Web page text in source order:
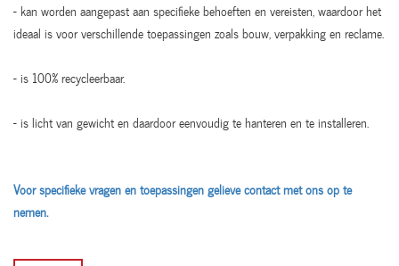
- kan worden aangepast aan specifieke behoeften en vereisten, waardoor het
ideaal is voor verschillende toepassingen zoals bouw, verpakking en reclame.
- is 100% recycleerbaar.
- is licht van gewicht en daardoor eenvoudig te hanteren en te installeren.
Voor specifieke vragen en toepassingen gelieve contact met ons op te
nemen.